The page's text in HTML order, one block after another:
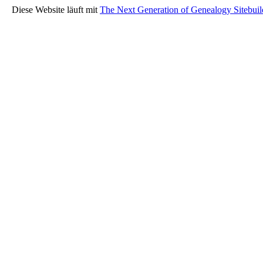
Diese Website läuft mit The Next Generation of Genealogy